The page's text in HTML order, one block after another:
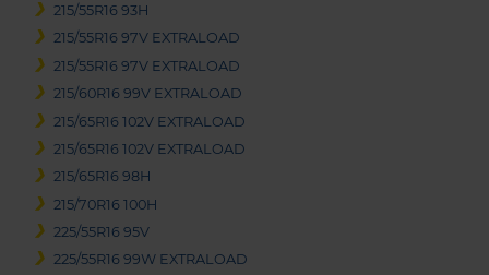
215/55R16 93H
215/55R16 97V EXTRALOAD
215/55R16 97V EXTRALOAD
215/60R16 99V EXTRALOAD
215/65R16 102V EXTRALOAD
215/65R16 102V EXTRALOAD
215/65R16 98H
215/70R16 100H
225/55R16 95V
225/55R16 99W EXTRALOAD